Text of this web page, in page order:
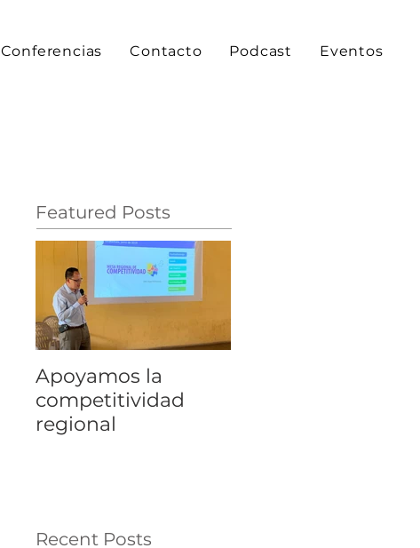
Conferencias Contacto Podcast Eventos
Featured Posts
Apoyamos la
competitividad
regional
Recent Posts